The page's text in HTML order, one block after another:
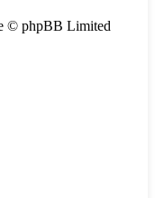
© phpBB Limited